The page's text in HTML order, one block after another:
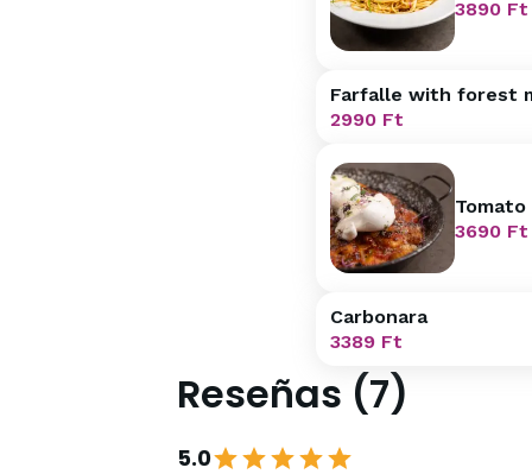
3890Ft
Farfalle with forest
2990Ft
3690Ft
Carbonara
3389Ft
Reseñas (7)
5.0